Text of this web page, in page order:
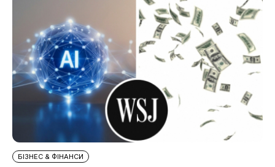
БІЗНЕС & ФІНАНСИ